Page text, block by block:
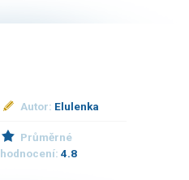
Autor: Elulenka
Průměrné
hodnocení:4.8